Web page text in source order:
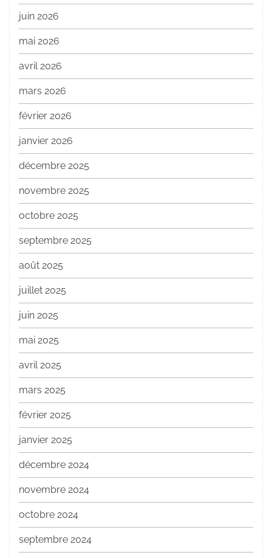
juin 2026
mai 2026
avril 2026
mars 2026
février 2026
janvier 2026
décembre 2025
novembre 2025
octobre 2025
septembre 2025
août 2025
juillet 2025
juin 2025
mai 2025
avril 2025
mars 2025
février 2025
janvier 2025
décembre 2024
novembre 2024
octobre 2024
septembre 2024